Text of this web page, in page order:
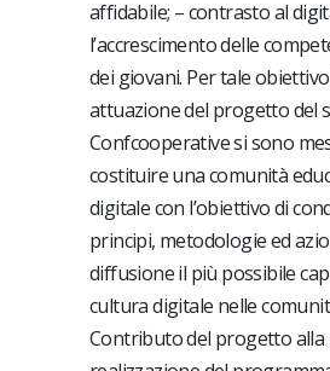
affidabile; – contrasto al
l’accrescimento delle
dei giovani. Per tale
attuazione del progetto del
Confcooperative si sono
costituire una comunità
digitale con l’obiettivo di
principi, metodologie ed
diffusione il più possibile
cultura digitale nelle
Contributo del progetto alla